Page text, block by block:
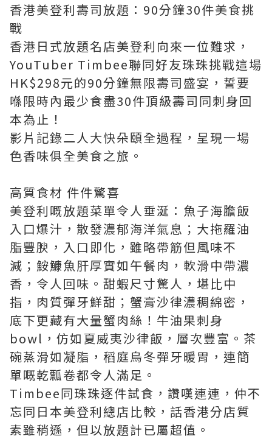
香港美登利壽司放題：90分鐘30件美食挑
戰
香港日式放題名店美登利向來一位難求，
YouTuber Timbee聯同好友珠珠挑戰這場
HK$298元的90分鐘無限壽司盛宴，誓要
喺限時內最少食盡30件頂級壽司同刺身回
本為止！
影片記錄二人大快朵頤全過程，呈現一場
色香味俱全美食之旅。
高質食材 件件驚喜
美登利嘅放題菜單令人垂涎：魚子海膽飯
入口爆汁，散發濃郁海洋氣息；大拖羅油
脂豐腴，入口即化，雖略帶筋但風味不
減；鮟鱇魚肝厚實如午餐肉，軟滑中帶濃
香，令人回味。甜蝦尺寸驚人，堪比中
指，肉質彈牙鮮甜；蟹膏沙律濃稠綿密，
底下更藏有大量蟹肉絲！牛油果刺身
bowl，仿如夏威夷沙律飯，層次豐富。茶
碗蒸滑如凝脂，稻庭烏冬彈牙暖胃，連簡
單嘅乾瓢卷都令人滿足。
Timbee同珠珠逐件試食，讚嘆連連，仲不
忘同日本美登利總店比較，話香港分店質
素雖稍遜，但以放題計已屬超值。